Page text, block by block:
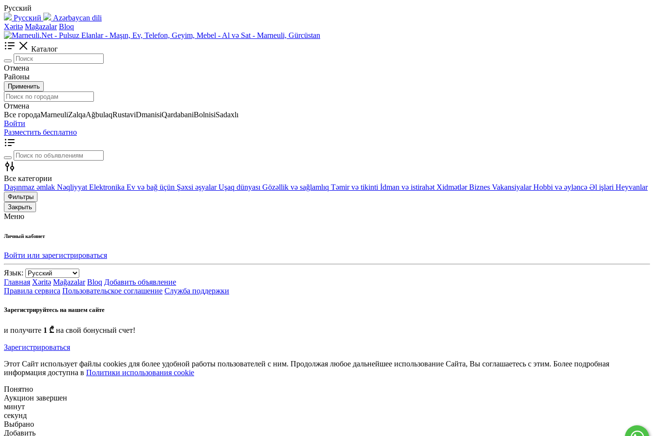
Русский
Русский
Azərbaycan dili
Xəritə Mağazalar Bloq
Каталог
Отмена
Районы
Применить
Отмена
Все городаMarneuliZalqaAğbulaqRustaviDmanisiQardabaniBolnisiSadaxlı
Войти
Разместить бесплатно
Все категории
Daşınmaz əmlak Nəqliyyat Elektronika Ev və bağ üçün Şəxsi əşyalar Uşaq dünyası Gözəllik və sağlamlıq Təmir və tikinti İdman və istirahət Xidmətlər Biznes Vakansiyalar Hobbi və əyləncə Əl işləri Heyvanlar
Фильтры
Закрыть
Меню
Личный кабинет
Войти или зарегистрироваться
Язык:
Главная Xəritə Mağazalar Bloq Добавить объявление
Правила сервиса Пользовательское соглашение Служба поддержки
Зарегистрируйтесь на нашем сайте
и получите 1 ₾ на свой бонусный счет!
Зарегистрироваться
Этот Сайт использует файлы cookies для более удобной работы пользователей с ним. Продолжая любое дальнейшее использование Сайта, Вы соглашаетесь с этим. Более подробная
информация доступна в Политики использования cookie
Понятно
Аукцион завершен
минут
секунд
Выбрано
Добавить